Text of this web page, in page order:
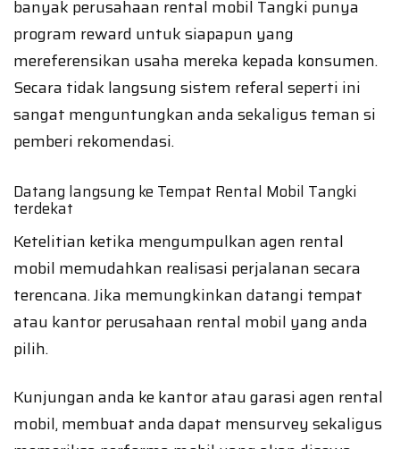
banyak perusahaan rental mobil Tangki punya
program reward untuk siapapun yang
mereferensikan usaha mereka kepada konsumen.
Secara tidak langsung sistem referal seperti ini
sangat menguntungkan anda sekaligus teman si
pemberi rekomendasi.
Datang langsung ke Tempat Rental Mobil Tangki
terdekat
Ketelitian ketika mengumpulkan agen rental
mobil memudahkan realisasi perjalanan secara
terencana. Jika memungkinkan datangi tempat
atau kantor perusahaan rental mobil yang anda
pilih.
Kunjungan anda ke kantor atau garasi agen rental
mobil, membuat anda dapat mensurvey sekaligus